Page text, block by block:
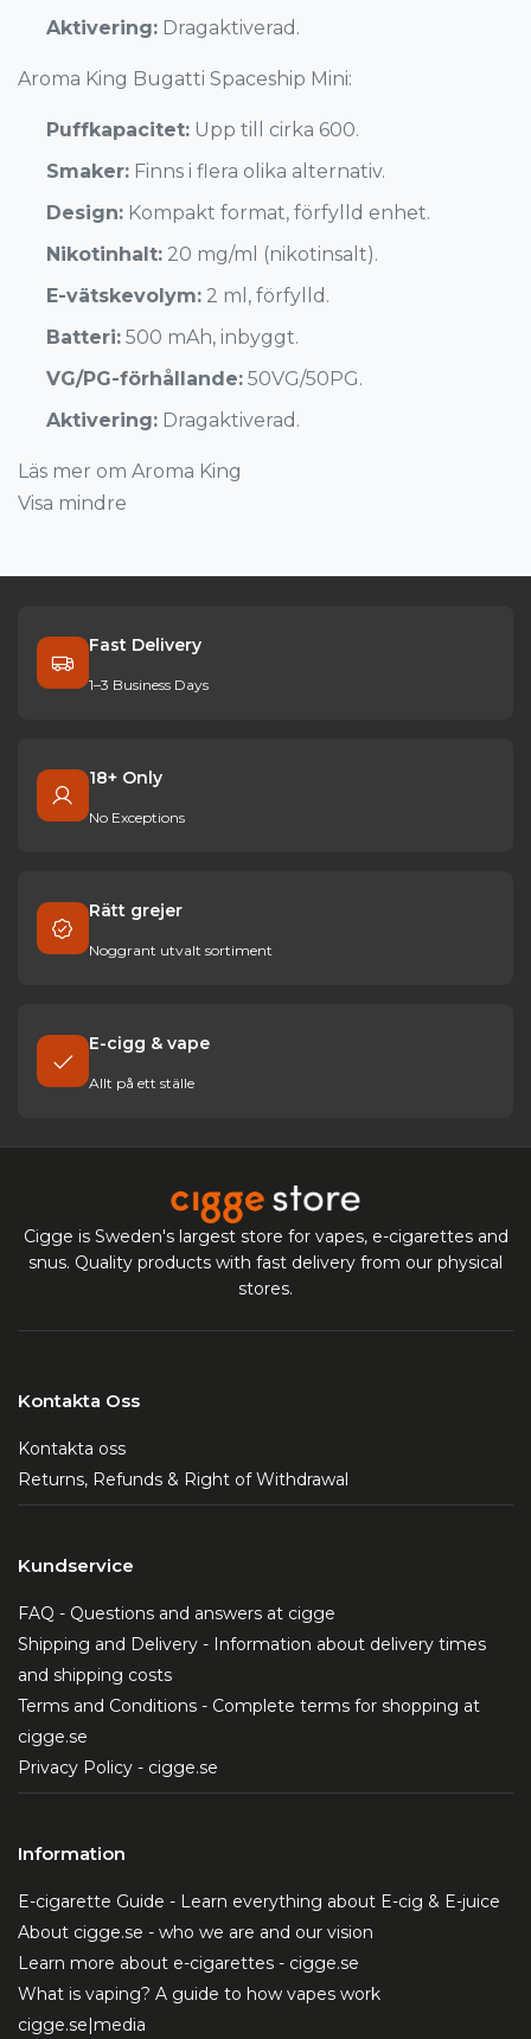
Aktivering: Dragaktiverad.
Aroma King Bugatti Spaceship Mini:
Puffkapacitet: Upp till cirka 600.
Smaker: Finns i flera olika alternativ.
Design: Kompakt format, förfylld enhet.
Nikotinhalt: 20 mg/ml (nikotinsalt).
E-vätskevolym: 2 ml, förfylld.
Batteri: 500 mAh, inbyggt.
VG/PG-förhållande: 50VG/50PG.
Aktivering: Dragaktiverad.
Läs mer om Aroma King
Visa mindre
Fast Delivery
1–3 Business Days
18+ Only
No Exceptions
Rätt grejer
Noggrant utvalt sortiment
E-cigg & vape
Allt på ett ställe
Cigge is Sweden's largest store for vapes, e-cigarettes and
snus. Quality products with fast delivery from our physical
stores.
Kontakta Oss
Kontakta oss
Returns, Refunds & Right of Withdrawal
Kundservice
FAQ - Questions and answers at cigge
Shipping and Delivery - Information about delivery times
and shipping costs
Terms and Conditions - Complete terms for shopping at
cigge.se
Privacy Policy - cigge.se
Information
E-cigarette Guide - Learn everything about E-cig & E-juice
About cigge.se - who we are and our vision
Learn more about e-cigarettes - cigge.se
What is vaping? A guide to how vapes work
cigge.se|media